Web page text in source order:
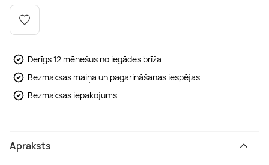
Kikbokss
Kaitbords
Ausu caurduršana
Derīgs 12 mēnešus no iegādes brīža
Bezmaksas maiņa un pagarināšanas iespējas
Bezmaksas iepakojums
Apraksts